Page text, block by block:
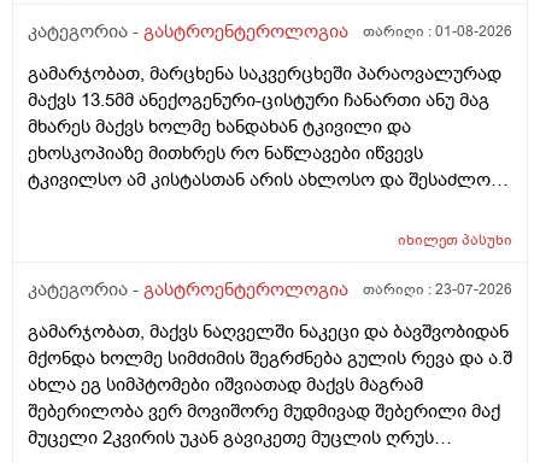
კატეგორია - გასტროენტეროლოგია თარიღი :01-08-2026
გამარჯობათ, მარცხენა საკვერცხეში პარაოვალურად
მაქვს 13.5მმ ანექოგენური-ცისტური ჩანართი ანუ მაგ
მხარეს მაქვს ხოლმე ხანდახან ტკივილი და
ეხოსკოპიაზე მითხრეს რო ნაწლავები იწვევს
ტკივილსო ამ კისტასთან არის ახლოსო და შესაძლოა
შებერილობა მაწუხებს მუდმივად და ნამდვილად მაგის
ცოტა შევიმსუბუქო მდგომარეობა ან ვარჯიშით ან
მივალ.ძლიერი ტკივილები არ მაქვს. მადლობა დიდი
იხილეთპასუხი
კატეგორია - გასტროენტეროლოგია თარიღი :23-07-2026
გამარჯობათ, მაქვს ნაღველში ნაკეცი და ბავშვობიდან
მქონდა ხოლმე სიმძიმის შეგრძნება გულის რევა და ა.შ
ახლა ეგ სიმპტომები იშვიათად მაქვს მაგრამ
შებერილობა ვერ მოვიშორე მუდმივად შებერილი მაქ
მუცელი 2კვირის უკან გავიკეთე მუცლის ღრუს